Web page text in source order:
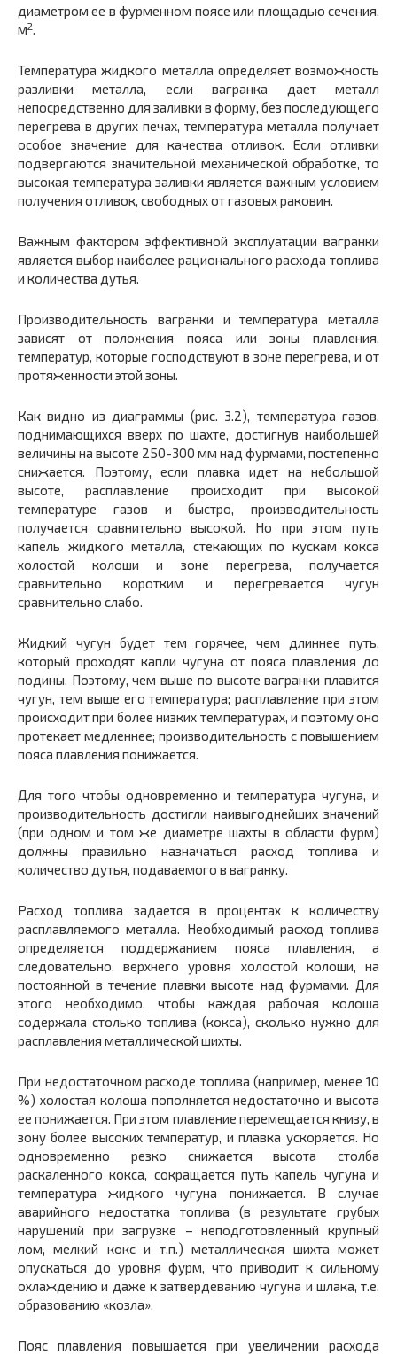
диаметром ее в фурменном поясе или площадью сечения,
м2.
Температура жидкого металла определяет возможность
разливки металла, если вагранка дает металл
непосредственно для заливки в форму, без последующего
перегрева в других печах, температура металла получает
особое значение для качества отливок. Если отливки
подвергаются значительной механической обработке, то
высокая температура заливки является важным условием
получения отливок, свободных от газовых раковин.
Важным фактором эффективной эксплуатации вагранки
является выбор наиболее рационального расхода топлива
и количества дутья.
Производительность вагранки и температура металла
зависят от положения пояса или зоны плавления,
температур, которые господствуют в зоне перегрева, и от
протяженности этой зоны.
Как видно из диаграммы (рис. 3.2), температура газов,
поднимающихся вверх по шахте, достигнув наибольшей
величины на высоте 250-300 мм над фурмами, постепенно
снижается. Поэтому, если плавка идет на небольшой
высоте, расплавление происходит при высокой
температуре газов и быстро, производительность
получается сравнительно высокой. Но при этом путь
капель жидкого металла, стекающих по кускам кокса
холостой колоши и зоне перегрева, получается
сравнительно коротким и перегревается чугун
сравнительно слабо.
Жидкий чугун будет тем горячее, чем длиннее путь,
который проходят капли чугуна от пояса плавления до
подины. Поэтому, чем выше по высоте вагранки плавится
чугун, тем выше его температура; расплавление при этом
происходит при более низких температурах, и поэтому оно
протекает медленнее; производительность с повышением
пояса плавления понижается.
Для того чтобы одновременно и температура чугуна, и
производительность достигли наивыгоднейших значений
(при одном и том же диаметре шахты в области фурм)
должны правильно назначаться расход топлива и
количество дутья, подаваемого в вагранку.
Расход топлива задается в процентах к количеству
расплавляемого металла. Необходимый расход топлива
определяется поддержанием пояса плавления, а
следовательно, верхнего уровня холостой колоши, на
постоянной в течение плавки высоте над фурмами. Для
этого необходимо, чтобы каждая рабочая колоша
содержала столько топлива (кокса), сколько нужно для
расплавления металлической шихты.
При недостаточном расходе топлива (например, менее 10
%) холостая колоша пополняется недостаточно и высота
ее понижается. При этом плавление перемещается книзу, в
зону более высоких температур, и плавка ускоряется. Но
одновременно резко снижается высота столба
раскаленного кокса, сокращается путь капель чугуна и
температура жидкого чугуна понижается. В случае
аварийного недостатка топлива (в результате грубых
нарушений при загрузке – неподготовленный крупный
лом, мелкий кокс и т.п.) металлическая шихта может
опускаться до уровня фурм, что приводит к сильному
охлаждению и даже к затвердеванию чугуна и шлака, т.е.
образованию «козла».
Пояс плавления повышается при увеличении расхода